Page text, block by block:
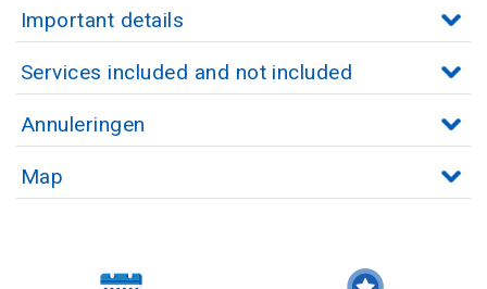
Important details
Services included and not included
Annuleringen
Map